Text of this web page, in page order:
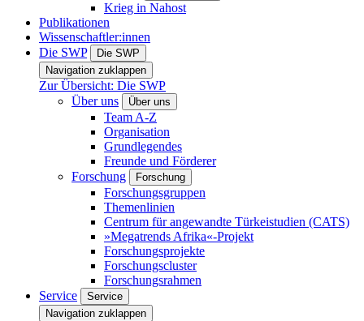
Krieg in Nahost
Publikationen
Wissenschaftler:innen
Die SWP
Die SWP
Navigation zuklappen
Zur Übersicht: Die SWP
Über uns
Über uns
Team A-Z
Organisation
Grundlegendes
Freunde und Förderer
Forschung
Forschung
Forschungsgruppen
Themenlinien
Centrum für angewandte Türkeistudien (CATS)
»Megatrends Afrika«-Projekt
Forschungsprojekte
Forschungscluster
Forschungsrahmen
Service
Service
Navigation zuklappen